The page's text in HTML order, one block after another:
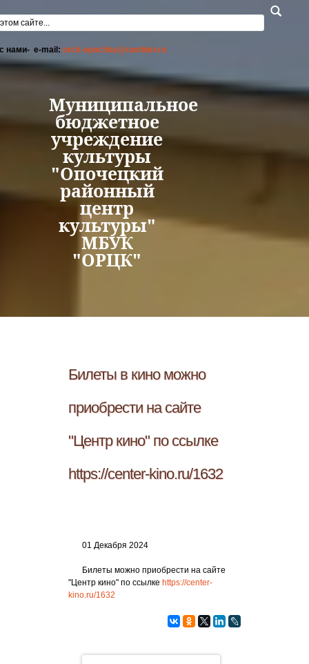
поиска
нами- e-mail: orck-opochka@rambler.ru
Муниципальное
бюджетное
учреждение
культуры
"Опочецкий
районный
центр
культуры"
МБУК
"ОРЦК"
Билеты в кино можно
приобрести на сайте
"Центр кино" по ссылке
https://center-kino.ru/1632
01 Декабря 2024
Билеты можно приобрести на сайте
"Центр кино" по ссылке https://center-
kino.ru/1632